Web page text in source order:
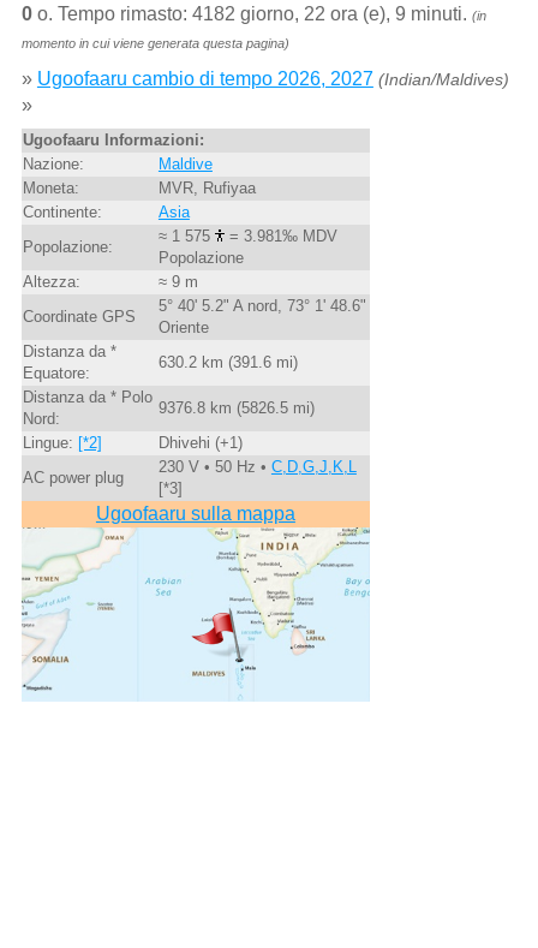
0o. Tempo rimasto: 4182 giorno, 22 ora (e), 9 minuti. (in
momento in cui viene generata questa pagina)
» Ugoofaaru cambio di tempo 2026, 2027 (Indian/Maldives)
»
Ugoofaaru Informazioni:
Nazione:
Maldive
Moneta:
MVR, Rufiyaa
Continente:
Asia
Popolazione:
≈ 1 575
= 3.981‰ MDV
Popolazione
Altezza:
≈ 9 m
Coordinate GPS
5° 40' 5.2" A nord, 73° 1' 48.6"
Oriente
Distanza da *
Equatore:
630.2 km (391.6 mi)
Distanza da * Polo
Nord:
9376.8 km (5826.5 mi)
Lingue: [*2]
Dhivehi (+1)
AC power plug
230 V • 50 Hz • C,D,G,J,K,L
[*3]
Ugoofaaru sulla mappa